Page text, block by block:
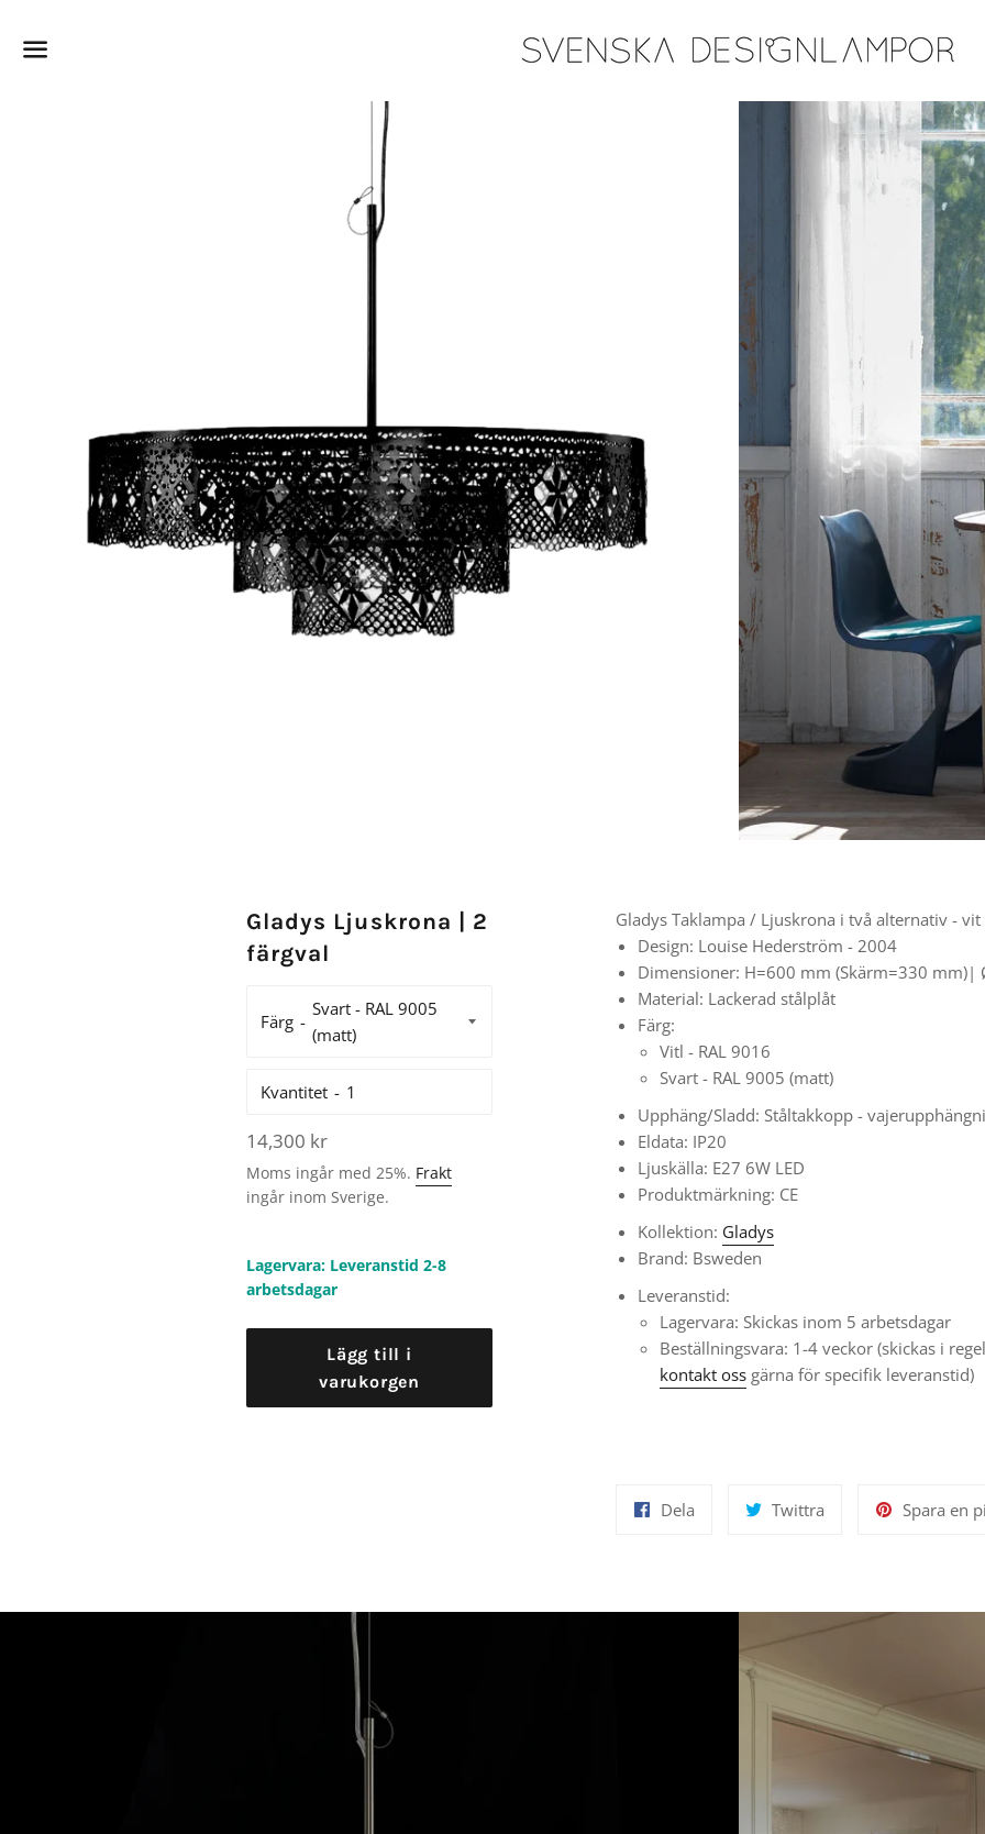
Gladys Ljuskrona | 2
färgval
Färg
Kvantitet
Ordinarie
pris
14,300 kr
Moms ingår med 25%. Frakt
ingår inom Sverige.
Lagervara: Leveranstid 2-8
arbetsdagar
Lägg till i
varukorgen
Gladys Taklampa / Ljuskrona i två alternativ -
Design: Louise Hederström - 2004
Dimensioner: H=600 mm (Skärm=330 mm)|
Material: Lackerad stålplåt
Färg:
Vitl - RAL 9016
Svart - RAL 9005 (matt)
Upphäng/Sladd: Ståltakkopp -
Eldata: IP20
Ljuskälla: E27 6W LED
Produktmärkning: CE
Kollektion: Gladys
Brand: Bsweden
Leveranstid:
Lagervara: Skickas inom 5 arbetsdagar
Beställningsvara: 1-4 veckor (skickas i
kontakt oss gärna för specifik leveranstid)
Dela Twittra Spara en